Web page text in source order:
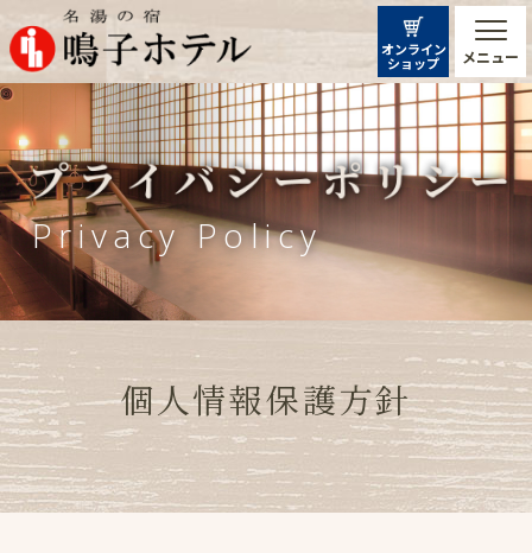
メニュー
オンライン
ショップ
Privacy Policy
個人情報保護方針